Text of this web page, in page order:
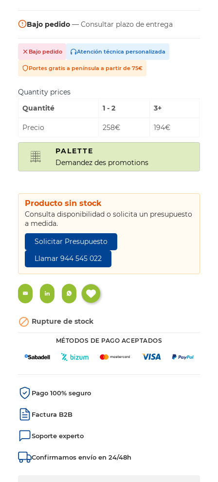
Bajo pedido — Consultar plazo de entrega
Bajo pedido Atención técnica personalizada
Portes gratis a península a partir de 75€
Quantity prices
Quantité
1 - 2 3+
Precio 258€ 194€
PALETTE
Demandez des promotions
Producto sin stock
Consulta disponibilidad o solicita un presupuesto
a medida.
Solicitar Presupuesto
Llamar 944 545 022
 Rupture de stock
MÉTODOS DE PAGO ACEPTADOS
Pago 100% seguro
Factura B2B
Soporte experto
Confirmamos envío en 24/48h